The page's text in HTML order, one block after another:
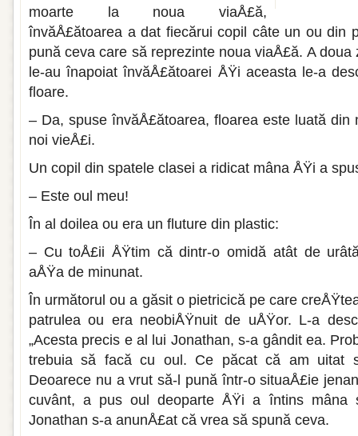
moarte la noua viaÅ£ă,
învăÅ£ătoarea a dat fiecărui copil câte un ou din
pună ceva care să reprezinte noua viaÅ£ă. A
le-au înapoiat învăÅ£ătoarei ÅŸi aceasta le-a
floare.
– Da, spuse învăÅ£ătoarea, floarea este luată din
noi vieÅ£i.
Un copil din spatele clasei a ridicat mâna ÅŸi a
– Este oul meu!
În al doilea ou era un fluture din plastic:
– Cu toÅ£ii ÅŸtim că dintr-o omidă atât de
aÅŸa de minunat.
În următorul ou a găsit o pietricică pe care
patrulea ou era neobiÅŸnuit de uÅŸor. L-a
„Acesta precis e al lui Jonathan, s-a gândit ea.
trebuia să facă cu oul. Ce păcat că am uitat
Deoarece nu a vrut să-l pună într-o situaÅ£ie
cuvânt, a pus oul deoparte ÅŸi a întins mâna
Jonathan s-a anunÅ£at că vrea să spună ceva.